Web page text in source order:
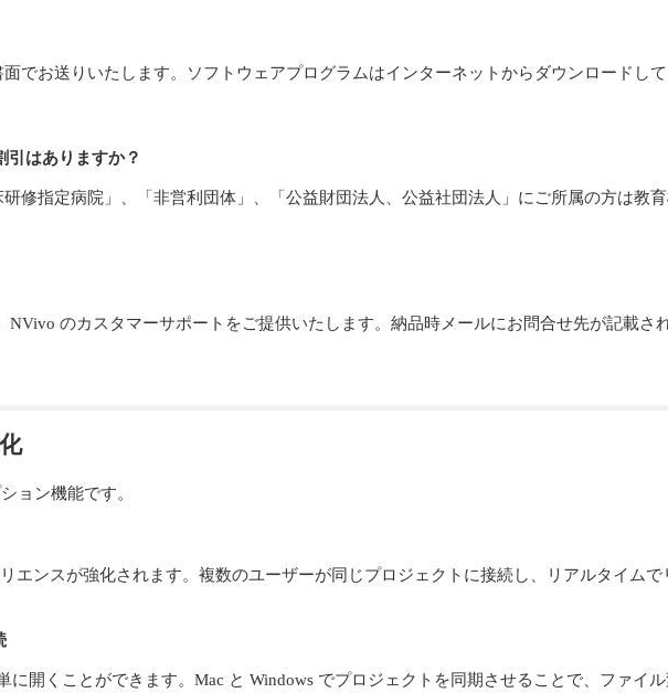
でお送りいたします。ソフトウェアプログラムはインターネットからダウンロードし
引はありますか？
研修指定病院」、「非営利団体」、「公益財団法人、公益社団法人」にご所属の方は教
のカスタマーサポートをご提供いたします。納品時メールにお問合せ先が記載さ
ョン機能です。
エンスが強化されます。複数のユーザーが同じプロジェクトに接続し、リアルタイム
に開くことができます。Mac と Windows でプロジェクトを同期させることで、ファイル